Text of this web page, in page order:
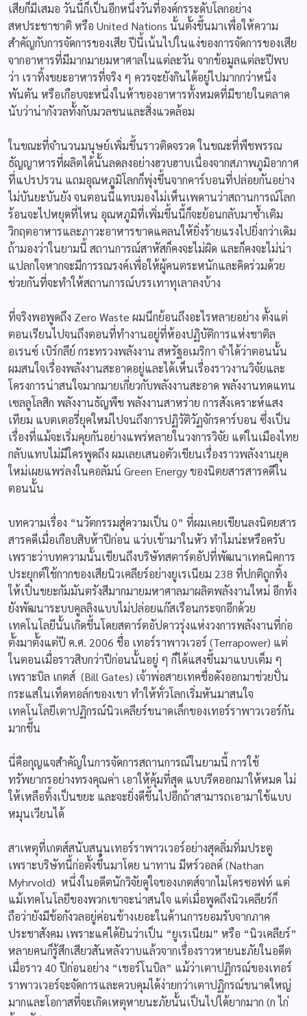
เสียก็มีเสมอ วันนี้ก็เป็นอีกหนึ่งวันที่องค์กรระดับโลกอย่าง
สหประชาชาติ หรือ United Nations นั้นตั้งขึ้นมาเพื่อให้ความ
สำคัญกับการจัดการของเสีย ปีนี้เน้นไปในแง่ของการจัดการของเสีย
จากอาหารที่มีมากมายมหาศาลในแต่ละวัน จากข้อมูลแต่ละปีพบ
ว่า เราทิ้งขยะอาหารที่จริง ๆ ควรจะยังกินได้อยู่ไปมากกว่าหนึ่ง
พันตัน หรือเกือบจะหนึ่งในห้าของอาหารทั้งหมดที่มีขายในตลาด
นับว่าน่ากังวลทั้งกับมวลชนและสิ่งแวดล้อม
ในขณะที่จำนวนมนุษย์เพิ่มขึ้นราวติดจรวด ในขณะที่พืชพรรณ
ธัญญาหารที่ผลิตได้นั้นลดลงอย่างฮวบฮาบเนื่องจากสภาพภูมิอากาศ
ที่แปรปรวน แถมอุณหภูมิโลกก็พุ่งขึ้นจากคาร์บอนที่ปล่อยกันอย่าง
ไม่บันยะบันยัง จนตอนนี้แทบมองไม่เห็นเพดานว่าสถานการณ์โลก
ร้อนจะไปหยุดที่ไหน อุณหภูมิที่เพิ่มขึ้นนี้ก็จะย้อนกลับมาซ้ำเติม
วิกฤตอาหารและภาวะอาหารขาดแคลนให้ยิ่งร้ายแรงไปยิ่งกว่าเดิม
ถ้ามองว่าในยามนี้ สถานการณ์สาหัสก็คงจะไม่ผิด และก็คงจะไม่น่า
แปลกใจหากจะมีการรณรงค์เพื่อให้ผู้คนตระหนักและคิดร่วมด้วย
ช่วยกันที่จะทำให้สถานการณ์บรรเทาทุเลาลงบ้าง
ที่จริงพอพูดถึง Zero Waste ผมนึกย้อนถึงอะไรหลายอย่าง ตั้งแต่
ตอนเรียนไปจนถึงตอนที่ทำงานอยู่ที่ห้องปฏิบัติการแห่งชาติล
อเรนซ์ เบิร์กลีย์ กระทรวงพลังงาน สหรัฐอเมริกา จำได้ว่าตอนนั้น
ผมสนใจเรื่องพลังงานสะอาดอยู่และได้เห็นเรื่องราวงานวิจัยและ
โครงการน่าสนใจมากมายเกี่ยวกับพลังงานสะอาด พลังงานทดแทน
เซลลูโลสิก พลังงานธัญพืช พลังงานสาหร่าย การสังเคราะห์แสง
เทียม แบตเตอรี่ยุคใหม่ไปจนถึงการปฏิวัติวัฏจักรคาร์บอน ซึ่งเป็น
เรื่องที่แม้จะเริ่มคุยกันอย่างแพร่หลายในวงการวิจัย แต่ในเมืองไทย
กลับแทบไม่มีใครพูดถึง ผมเลยเสนอตัวเขียนเรื่องราวพลังงานยุค
ใหม่เผยแพร่ลงในคอลัมน์ Green Energy ของนิตยสารสารคดีใน
ตอนนั้น
บทความเรื่อง “นวัตกรรมสู่ความเป็น 0” ที่ผมเคยเขียนลงนิตยสาร
สารคดีเมื่อเกือบสิบห้าปีก่อน แว่บเข้ามาในหัว ทำไมน่ะหรือครับ
เพราะว่าบทความนั้นเขียนถึงบริษัทสตาร์ตอัปที่พัฒนาเทคนิคการ
ประยุกต์ใช้กากของเสียนิวเคลียร์อย่างยูเรเนียม 238 ที่ปกติถูกทิ้ง
ให้เป็นขยะกัมมันตรังสีมากมายมหาศาลมาผลิตพลังงานใหม่ อีกทั้ง
ยังพัฒนาระบบคูลลิงแบบไม่ปล่อยแก๊สเรือนกระจกอีกด้วย
เทคโนโลยีนั้นเกิดขึ้นโดยสตาร์ตอัปดาวรุ่งแห่งวงการพลังงานที่ก่อ
ตั้งมาตั้งแต่ปี ค.ศ. 2006 ชื่อ เทอร์ราพาวเวอร์ (Terrapower) แต่
ในตอนเมื่อราวสิบกว่าปีก่อนนั้นอยู่ ๆ ก็ได้แสงขึ้นมาแบบเต็ม ๆ
เพราะบิล เกตส์ (Bill Gates) เจ้าพ่อสายเทคชื่อดังออกมาช่วยปั่น
กระแสในเท็ดทอล์กของเขา ทำให้ทั่วโลกเริ่มหันมาสนใจ
เทคโนโลยีเตาปฏิกรณ์นิวเคลียร์ขนาดเล็กของเทอร์ราพาวเวอร์กัน
มากขึ้น
นี่คือกุญแจสำคัญในการจัดการสถานการณ์ในยามนี้ การใช้
ทรัพยากรอย่างทรงคุณค่า เอาให้คุ้มที่สุด แบบรีดออกมาให้หมด ไม่
ให้เหลือทิ้งเป็นขยะ และจะยิ่งดีขึ้นไปอีกถ้าสามารถเอามาใช้แบบ
หมุนเวียนได้
สาเหตุที่เกตส์สนับสนุนเทอร์ราพาวเวอร์อย่างสุดลิ่มทิ่มประตู
เพราะบริษัทนี้ก่อตั้งขึ้นมาโดย นาทาน มีหร์วอลด์ (Nathan
Myhrvold) หนึ่งในอดีตนักวิจัยคู่ใจของเกตส์จากไมโครซอฟท์ แต่
แม้เทคโนโลยีของพวกเขาจะน่าสนใจ แต่เมื่อพูดถึงนิวเคลียร์ก็
ถือว่ายังมีข้อกังวลอยู่ค่อนข้างเยอะในด้านการยอมรับจากภาค
ประชาสังคม เพราะแค่ได้ยินว่าเป็น “ยูเรเนียม” หรือ “นิวเคลียร์”
หลายคนก็รู้สึกเสียวสันหลังวาบแล้วจากเรื่องราวหายนะภัยในอดีต
เมื่อราว 40 ปีก่อนอย่าง “เชอร์โนบิล” แม้ว่าเตาปฏิกรณ์ของเทอร์
ราพาวเวอร์จะจัดการและควบคุมได้ง่ายกว่าเตาปฏิกรณ์ขนาดใหญ่
มากและโอกาสที่จะเกิดเหตุหายนะภัยนั้นเป็นไปได้ยากมาก (ก ไก่